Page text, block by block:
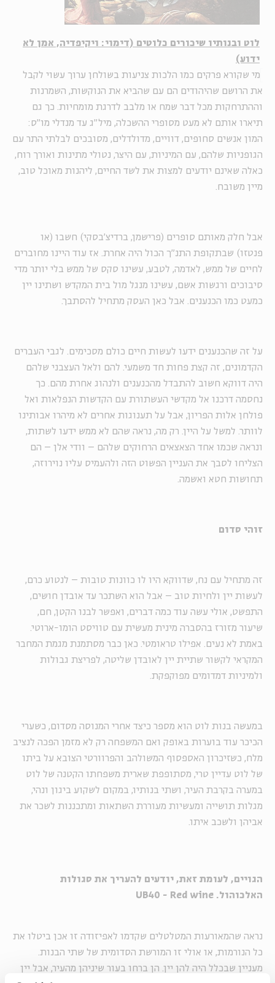
לוט ובנותיו שיכורים כלוטים (דימוי: ויקיפדיה, אמן לא
ידוע)
מי שקורא פרקים כמו הלכות צניעות בשולחן ערוך עשוי לקבל
את הרושם שהיהודים הם עם שהביא את הנוקשות, השמרנות
וההתרחקות מכל דבר שמח או מלבב לדרגת מומחיות. כך גם
תיארו אותם לא מעט מסופרי ההשכלה, מיל"ג עד מנדלי מו"ס:
המון אנשים סחופים, דוויים, מדולדלים, מסובכים לבלתי התר עם
הגופניות שלהם, עם המיניות, עם היצר, נטולי מתינות ואורך רוח,
כאלה שאינם יודעים למצות את לשד החיים, ליהנות מאוכל טוב,
מיין משובח.
אבל חלק מאותם סופרים (פרישמן, ברדיצ'בסקי) חשבו (או
פנטזו) שבתקופת התנ"ך הכול היה אחרת. אז עוד היינו מחוברים
לחיים של ממש, לאדמה, לטבע, עשינו סקס של ממש בלי יותר מדי
סיבוכים ורגשות אשם, עשינו מנגל מול בית המקדש ושתינו יין
כמעט כמו הכנענים. אבל כאן העסק מתחיל להסתבך.
על זה שהכנענים ידעו לעשות חיים כולם מסכימים. לגבי העברים
הקדמונים, זה קצת פחות חד משמעי. להם ולאל העצבני שלהם
היה דווקא חשוב להתבדל מהכנענים ולנהוג אחרת מהם. כך
נחסמה דרכנו אל מקדשי העשתורת עם הקדשות הנפלאות ואל
פולחן אלות הפריון, אבל על תענוגות אחרים לא מיהרו אבותינו
לוותר. למשל על היין. רק מה, נראה שהם לא ממש ידעו לשתות,
ונראה שכמו אחד הצאצאים הרחוקים שלהם – וודי אלן – הם
הצליחו לסבך את העניין הפשוט הזה ולהעמיס עליו נוירוזה,
תחושות חטא ואשמה.
זוהי סדום
זה מתחיל עם נח, שדווקא היו לו כוונות טובות – לנטוע כרם,
לעשות יין ולחיות טוב – אבל הוא השתכר עד אובדן חושים,
התפשט, אולי עשה עוד כמה דברים, ואפשר לבנו הקטן, חם,
שיעור מזורז בהסברה מינית מעשית עם טוויסט הומו-ארוטי.
באמת לא נעים. אפילו טראומטי. כאן כבר מסתמנת מגמת המחבר
המקראי לקשור שתיית יין לאובדן שליטה, לפריצת גבולות
ולמיניות דמדומים מפוקפקת.
במעשה בנות לוט הוא מספר כיצד אחרי המנוסה מסדום, כשערי
הכיכר עוד בוערות באופק ואם המשפחה רק לא מזמן הפכה לנציב
מלח, כשזיכרון האספסוף המשולהב והפרוורטי הצובא על ביתו
של לוט עדיין טרי, מסתופפת שארית משפחתו הקטנה של לוט
במערה בקרבת העיר, ושתי בנותיו, במקום לשקוע ביגון ונהי,
מגלות תושייה ומעשיות מעוררת השתאות ומתכננות לשכר את
אביהן ולשכב איתו.
הגויים, לעומת זאת, יודעים להעריך את סגולות
האלכוהול. UB40 - Red wine
נראה שהמאורעות המטלטלים שקדמו לאפיזודה זו אכן ביטלו את
כל הנורמות, או אולי זו המורשת הסדומית של שתי הבנות.
מעניין שבכלל היה להן יין. הן ברחו בעור שיניהן מהעיר, אבל יין